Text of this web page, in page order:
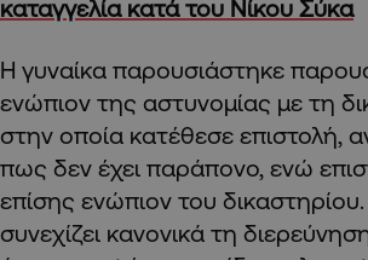
καταγγελία κατά του Νίκου Σύκα
Η γυναίκα παρουσιάστηκε
ενώπιον της αστυνομίας με τη
στην οποία κατέθεσε επιστολή,
πως δεν έχει παράπονο, ενώ
επίσης ενώπιον του
συνεχίζει κανονικά τη